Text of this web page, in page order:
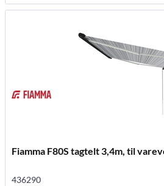
Fiamma F80S tagtelt 3,4m, til
436290